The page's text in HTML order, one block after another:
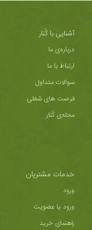
آشنایی با کُنار
درباره‌ی ما
ارتباط با ما
سوالات متداول
فرصت های شغلی
مجله‌ی کُنار
خدمات مشتریان
ورود
ورود یا عضویت
راهنمای خرید